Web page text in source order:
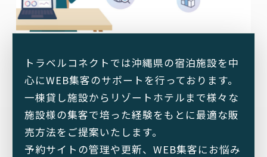
トラベルコネクトでは沖縄県の宿泊施設を中
心にWEB集客のサポートを行っております。
一棟貸し施設からリゾートホテルまで様々な
施設様の集客で培った経験をもとに最適な販
売方法をご提案いたします。
予約サイトの管理や更新、WEB集客にお悩み